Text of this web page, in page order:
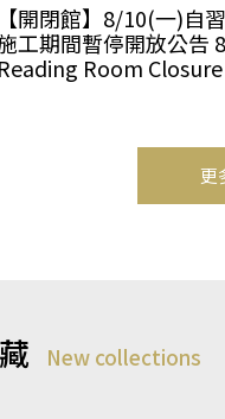
【開閉館】8/10(一)自
工期間暫停開放公告
Reading Room
更
New collections